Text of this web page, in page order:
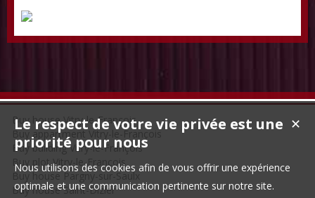
Buy house Vitry-le-François
Buy appartment Vitry-le-François
Buy building Vitry-le-François
Buy plot Vitry-le-François
Buy house Pargny-sur-Saulx
Buy house Saint-Dizier
✕
Le respect de votre vie privée est une
priorité pour nous
Nous utilisons des cookies afin de vous offrir une expérience
optimale et une communication pertinente sur notre site.